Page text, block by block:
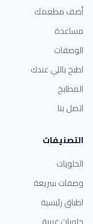
أضف مطعمك
مساعدة
الوصفات
اطبخ باللي عندك
المطابخ
اتصل بنا
التصنيفات
الحلويات
وصفات سريعة
اطباق رئيسية